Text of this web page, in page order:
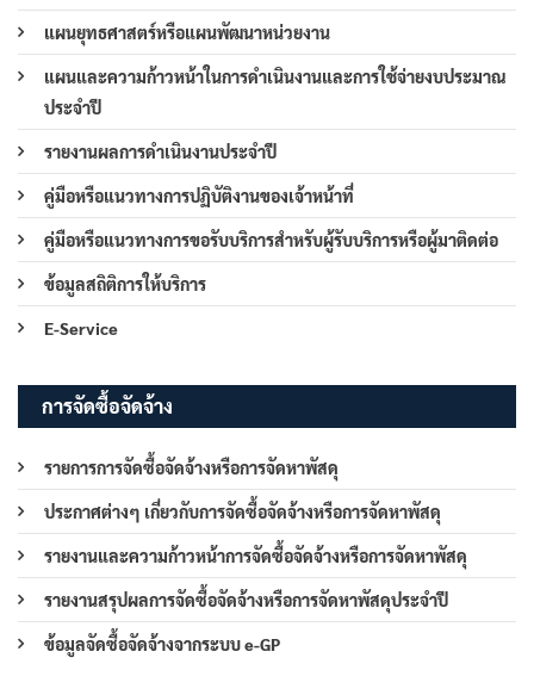
แผนยุทธศาสตร์หรือแผนพัฒนาหน่วยงาน
แผนและความก้าวหน้าในการดำเนินงานและการใช้จ่ายงบประมาณ
ประจำปี
รายงานผลการดำเนินงานประจำปี
คู่มือหรือแนวทางการปฏิบัติงานของเจ้าหน้าที่
คู่มือหรือแนวทางการขอรับบริการสำหรับผู้รับบริการหรือผู้มาติดต่อ
ข้อมูลสถิติการให้บริการ
E-Service
การจัดซื้อจัดจ้าง
รายการการจัดซื้อจัดจ้างหรือการจัดหาพัสดุ
ประกาศต่างๆ เกี่ยวกับการจัดซื้อจัดจ้างหรือการจัดหาพัสดุ
รายงานและความก้าวหน้าการจัดซื้อจัดจ้างหรือการจัดหาพัสดุ
รายงานสรุปผลการจัดซื้อจัดจ้างหรือการจัดหาพัสดุประจำปี
ข้อมูลจัดซื้อจัดจ้างจากระบบ e-GP